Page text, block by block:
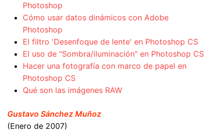
Photoshop
Cómo usar datos dinámicos con Adobe
Photoshop
El filtro 'Desenfoque de lente' en Photoshop CS
El uso de "Sombra/iluminación" en Photoshop CS
Hacer una fotografía con marco de papel en
Photoshop CS
Qué son las imágenes RAW
Gustavo Sánchez Muñoz
(Enero de 2007)